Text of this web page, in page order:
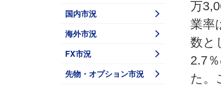
国内市況
海外市況
FX市況
先物・オプション市況
万
業率
数と
2.7
た。